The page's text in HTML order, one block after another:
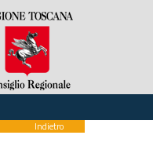
Indietro